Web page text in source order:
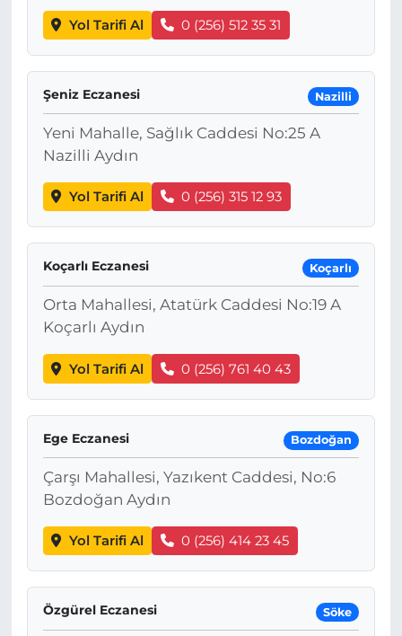
Yol Tarifi Al 0 (256) 512 35 31
Şeniz Eczanesi Nazilli
Yeni Mahalle, Sağlık Caddesi No:25 A
Nazilli Aydın
Yol Tarifi Al 0 (256) 315 12 93
Koçarlı Eczanesi Koçarlı
Orta Mahallesi, Atatürk Caddesi No:19 A
Koçarlı Aydın
Yol Tarifi Al 0 (256) 761 40 43
Ege Eczanesi Bozdoğan
Çarşı Mahallesi, Yazıkent Caddesi, No:6
Bozdoğan Aydın
Yol Tarifi Al 0 (256) 414 23 45
Özgürel Eczanesi Söke